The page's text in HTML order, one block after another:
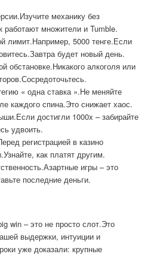
механику без
работают множители и Tumble.
лимит.Например, 5000 тенге.Если
будет новый день.
обстановке.Никакого алкоголя или
« одна ставка ».Не меняйте
каждого спина.Это снижает хаос.
достигли 1000x – забирайте
удвоить.
регистрацией в казино
как платят другим.
игры – это
последние деньги.
win – это не просто слот.Это
выдержки, интуиции и
уже доказали: крупные